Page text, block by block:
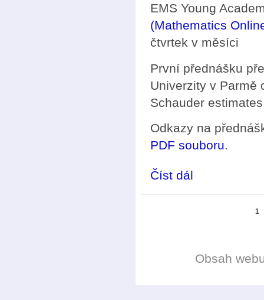
EMS Young
(Mathematics
čtvrtek v měsíci
První přednášku
Univerzity v Parmě
Schauder
Odkazy na
PDF souboru.
Číst dál
1
Obsah